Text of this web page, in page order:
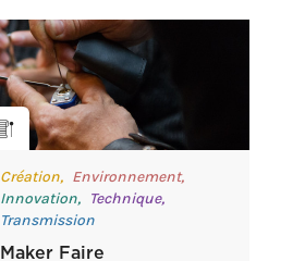
Création, Environnement,
Innovation, Technique,
Transmission
Maker Faire